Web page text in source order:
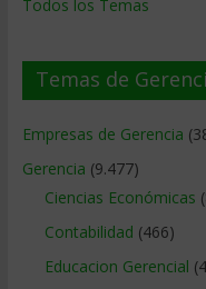
Todos los Temas
Temas de
Empresas de Gerencia
Gerencia (9.477)
Ciencias Económicas
Contabilidad (466)
Educacion Gerencial